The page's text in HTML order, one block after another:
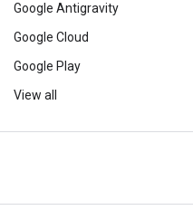
Google Antigravity
Google Cloud
Google Play
View all